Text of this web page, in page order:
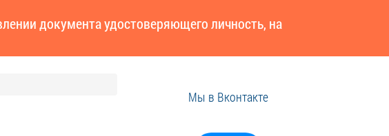
документа удостоверяющего личность, на
Мы в Вконтакте